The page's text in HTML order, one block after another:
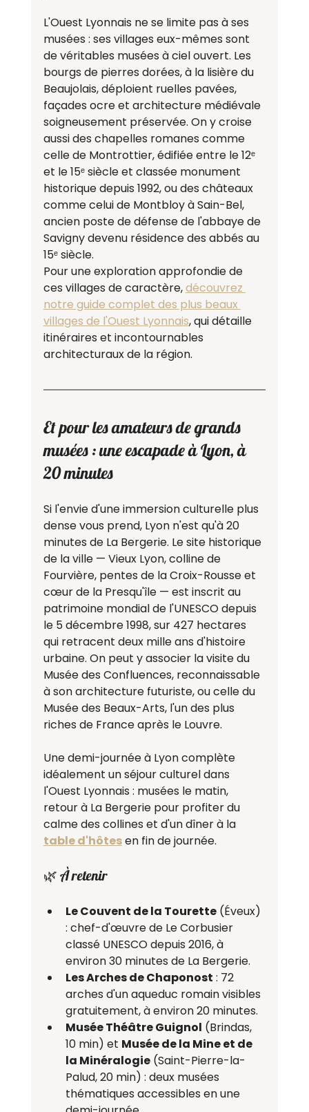
L'Ouest Lyonnais ne se limite pas à ses
musées : ses villages eux-mêmes sont
de véritables musées à ciel ouvert. Les
bourgs de pierres dorées, à la lisière du
Beaujolais, déploient ruelles pavées,
façades ocre et architecture médiévale
soigneusement préservée. On y croise
aussi des chapelles romanes comme
celle de Montrottier, édifiée entre le 12ᵉ
et le 15ᵉ siècle et classée monument
historique depuis 1992, ou des châteaux
comme celui de Montbloy à Sain-Bel,
ancien poste de défense de l'abbaye de
Savigny devenu résidence des abbés au
15ᵉ siècle.
Pour une exploration approfondie de
ces villages de caractère, découvrez
notre guide complet des plus beaux
villages de l'Ouest Lyonnais, qui détaille
itinéraires et incontournables
architecturaux de la région.
Et pour les amateurs de grands
musées : une escapade à Lyon, à
20 minutes
Si l'envie d'une immersion culturelle plus
dense vous prend, Lyon n'est qu'à 20
minutes de La Bergerie. Le site historique
de la ville — Vieux Lyon, colline de
Fourvière, pentes de la Croix-Rousse et
cœur de la Presqu'île — est inscrit au
patrimoine mondial de l'UNESCO depuis
le 5 décembre 1998, sur 427 hectares
qui retracent deux mille ans d'histoire
urbaine. On peut y associer la visite du
Musée des Confluences, reconnaissable
à son architecture futuriste, ou celle du
Musée des Beaux-Arts, l'un des plus
riches de France après le Louvre.
Une demi-journée à Lyon complète
idéalement un séjour culturel dans
l'Ouest Lyonnais : musées le matin,
retour à La Bergerie pour profiter du
calme des collines et d'un dîner à la
table d'hôtes en fin de journée.
🌿 À retenir
Le Couvent de la Tourette (Éveux)
: chef-d'œuvre de Le Corbusier
classé UNESCO depuis 2016, à
environ 30 minutes de La Bergerie.
Les Arches de Chaponost : 72
arches d'un aqueduc romain visibles
gratuitement, à environ 20 minutes.
Musée Théâtre Guignol (Brindas,
10 min) et Musée de la Mine et de
la Minéralogie (Saint-Pierre-la-
Palud, 20 min) : deux musées
thématiques accessibles en une